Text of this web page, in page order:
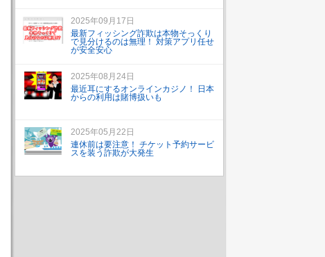
2025年09月17日
最新フィッシング詐欺は本物そっくり
で見分けるのは無理！ 対策アプリ任せ
が安全安心
2025年08月24日
最近耳にするオンラインカジノ！ 日本
からの利用は賭博扱いも
2025年05月22日
連休前は要注意！ チケット予約サービ
スを装う詐欺が大発生